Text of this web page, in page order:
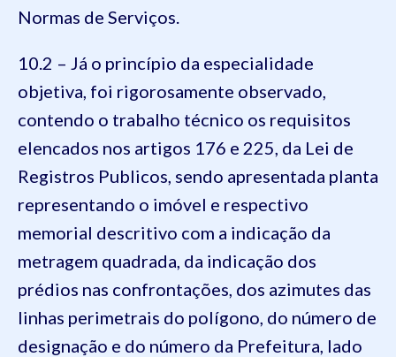
Normas de Serviços.
10.2 – Já o princípio da especialidade
objetiva, foi rigorosamente observado,
contendo o trabalho técnico os requisitos
elencados nos artigos 176 e 225, da Lei de
Registros Publicos, sendo apresentada planta
representando o imóvel e respectivo
memorial descritivo com a indicação da
metragem quadrada, da indicação dos
prédios nas confrontações, dos azimutes das
linhas perimetrais do polígono, do número de
designação e do número da Prefeitura, lado